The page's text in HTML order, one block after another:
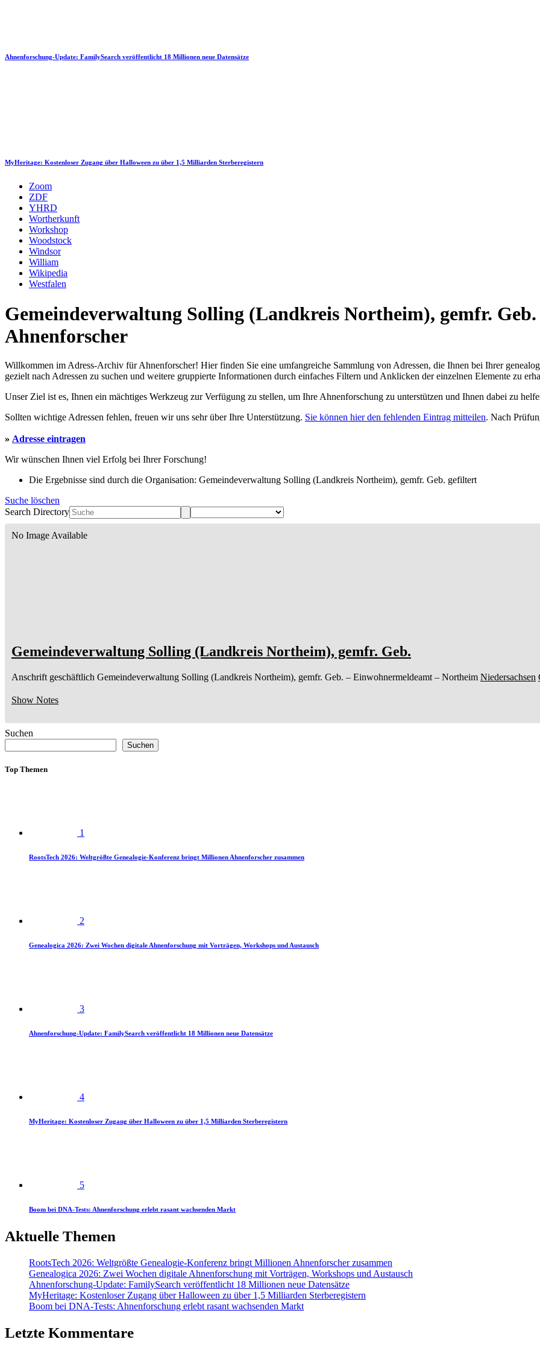
Ahnenforschung-Update: FamilySearch veröffentlicht 18 Millionen neue Datensätze
MyHeritage: Kostenloser Zugang über Halloween zu über 1,5 Milliarden Sterberegistern
Zoom
ZDF
YHRD
Wortherkunft
Workshop
Woodstock
Windsor
William
Wikipedia
Westfalen
Gemeindeverwaltung Solling (Landkreis Northeim), gemfr.
Ahnenforscher
Willkommen im Adress-Archiv für Ahnenforscher! Hier finden Sie eine umfangreiche Sammlung von Adressen, die Ihnen bei Ihrer
gezielt nach Adressen zu suchen und weitere gruppierte Informationen durch einfaches Filtern und Anklicken der einzelnen Elemente zu
Unser Ziel ist es, Ihnen ein mächtiges Werkzeug zur Verfügung zu stellen, um Ihre Ahnenforschung zu unterstützen und Ihnen dabei zu
Sollten wichtige Adressen fehlen, freuen wir uns sehr über Ihre Unterstützung. Sie können hier den fehlenden Eintrag mitteilen. Nach
» Adresse eintragen
Wir wünschen Ihnen viel Erfolg bei Ihrer Forschung!
Die Ergebnisse sind durch die Organisation: Gemeindeverwaltung Solling (Landkreis Northeim), gemfr. Geb. gefiltert
Suche löschen
Search Directory
No Image Available
Gemeindeverwaltung Solling (Landkreis Northeim), gemfr. Geb.
Anschrift geschäftlich Gemeindeverwaltung Solling (Landkreis Northeim), gemfr. Geb. – Einwohnermeldeamt – Northeim Niedersachsen
Show Notes
Suchen
Suchen
Top Themen
1
RootsTech 2026: Weltgrößte Genealogie-Konferenz bringt Millionen Ahnenforscher zusammen
2
Genealogica 2026: Zwei Wochen digitale Ahnenforschung mit Vorträgen, Workshops und Austausch
3
Ahnenforschung-Update: FamilySearch veröffentlicht 18 Millionen neue Datensätze
4
MyHeritage: Kostenloser Zugang über Halloween zu über 1,5 Milliarden Sterberegistern
5
Boom bei DNA-Tests: Ahnenforschung erlebt rasant wachsenden Markt
Aktuelle Themen
RootsTech 2026: Weltgrößte Genealogie-Konferenz bringt Millionen Ahnenforscher zusammen
Genealogica 2026: Zwei Wochen digitale Ahnenforschung mit Vorträgen, Workshops und Austausch
Ahnenforschung-Update: FamilySearch veröffentlicht 18 Millionen neue Datensätze
MyHeritage: Kostenloser Zugang über Halloween zu über 1,5 Milliarden Sterberegistern
Boom bei DNA-Tests: Ahnenforschung erlebt rasant wachsenden Markt
Letzte Kommentare